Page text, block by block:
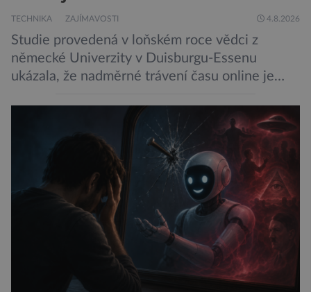
TECHNIKA ZAJÍMAVOSTI 4.8.2026
Studie provedená v loňském roce vědci z
německé Univerzity v Duisburgu-Essenu
ukázala, že nadměrné trávení času online je
vede k zanedbávání dalších aktivit. Zúčastnilo
se jí 900 dospělých Němců, kteří uvedli, že se v
posledním roce alespoň jednou zapojili do hraní
her, sledování pornografie, sledování sociálních
sítí […]